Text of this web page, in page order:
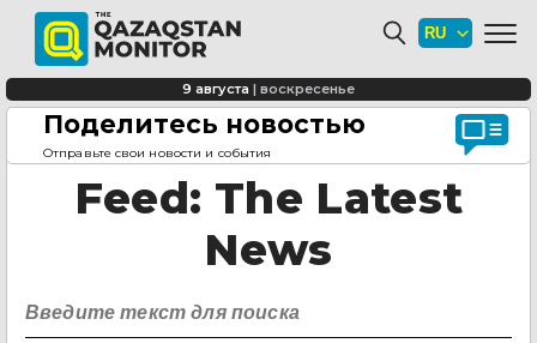
Поделитесь новостью
Отправьте свои новости и события
9 августа | воскресенье
Главная страница
Feed: The Latest
News